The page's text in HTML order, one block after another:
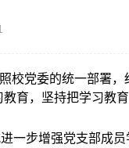
校党委的统一部署
育，坚持把学习教
一步增强党支部成